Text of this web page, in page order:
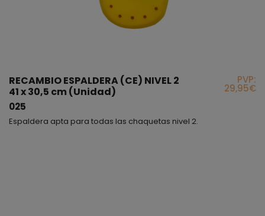
RECAMBIO ESPALDERA (CE) NIVEL 2
41 x 30,5 cm (Unidad)
025
PVP:
29,95€
Espaldera apta para todas las chaquetas nivel 2.